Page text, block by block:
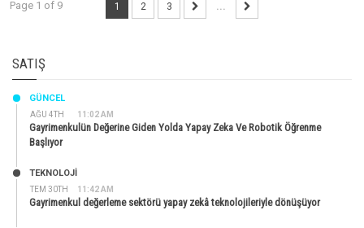
Page 1 of 9 1 2 3 ...
SATIŞ
AĞU 4TH 11:02 AM
GÜNCEL
Gayrimenkulün Değerine Giden Yolda Yapay Zeka Ve Robotik Öğrenme
Başlıyor
TEM 30TH 11:42 AM
TEKNOLOJİ
Gayrimenkul değerleme sektörü yapay zekâ teknolojileriyle dönüşüyor